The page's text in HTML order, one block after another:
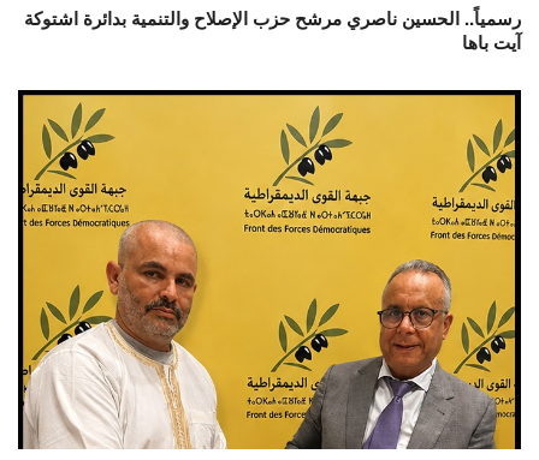
رسمياً.. الحسين ناصري مرشح حزب الإصلاح والتنمية بدائرة اشتوكة
آيت باها